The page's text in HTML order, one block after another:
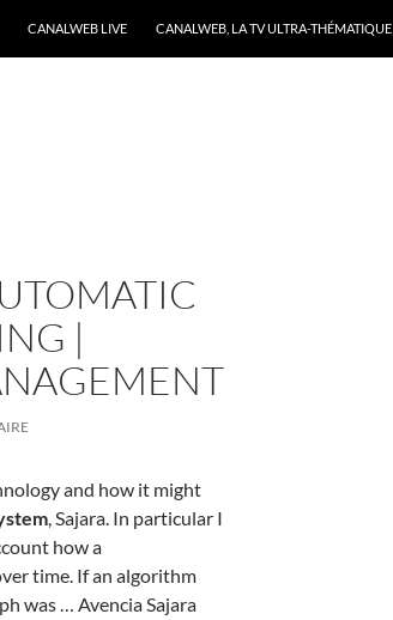
CANALWEB LIVE CANALWEB, LA TV ULTRA-THÉMATIQUE
|
and how it might
, Sajara. In particular I
how a
time. If an algorithm
was … Avencia Sajara